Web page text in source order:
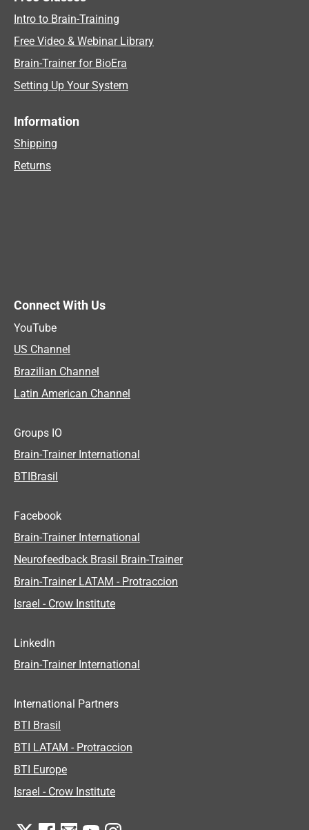
Intro to Brain-Training
Free Video & Webinar Library
Brain-Trainer for BioEra
Setting Up Your System
Information
Shipping
Returns
Connect With Us
YouTube
US Channel
Brazilian Channel
Latin American Channel
Groups IO
Brain-Trainer International
BTIBrasil
Facebook
Brain-Trainer International
Neurofeedback Brasil Brain-Trainer
Brain-Trainer LATAM - Protraccion
Israel - Crow Institute
LinkedIn
Brain-Trainer International
International Partners
BTI Brasil
BTI LATAM - Protraccion
BTI Europe
Israel - Crow Institute